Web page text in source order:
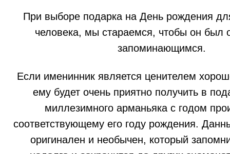
При выборе подарка на День рождения
человека, мы стараемся, чтобы он был
запоминающимся.
Если именинник является ценителем
ему будет очень приятно получить в
миллезимного арманьяка с годом
соответствующему его году рождения.
оригинален и необычен, который